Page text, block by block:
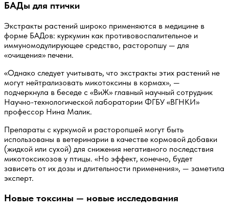
БАДы для птички
Экстракты растений широко применяются в медицине в
форме БАДов: куркумин как противовоспалительное и
иммуномодулирующее средство, расторопшу — для
«очищения» печени.
«Однако следует учитывать, что экстракты этих растений не
могут нейтрализовать микотоксины в кормах», —
подчеркнула в беседе с «ВиЖ» главный научный сотрудник
Научно-технологической лаборатории ФГБУ «ВГНКИ»
профессор Нина Малик.
Препараты с куркумой и расторопшей могут быть
использованы в ветеринарии в качестве кормовой добавки
(жидкой или сухой) для снижения негативного последствия
микотоксикозов у птицы. «Но эффект, конечно, будет
зависеть от их дозы и длительности применения», — заметила
эксперт.
Новые токсины — новые исследования